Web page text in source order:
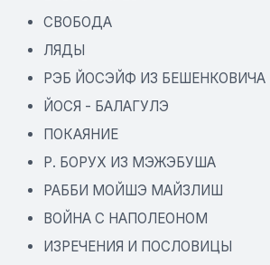
СВОБОДА
ЛЯДЫ
РЭБ ЙОСЭЙФ ИЗ БЕШЕНКОВИЧА
ЙОСЯ - БАЛАГУЛЭ
ПОКАЯНИЕ
Р. БОРУХ ИЗ МЭЖЭБУША
РАББИ МОЙШЭ МАЙЗЛИШ
ВОЙНА С НАПОЛЕОНОМ
ИЗРЕЧЕНИЯ И ПОСЛОВИЦЫ